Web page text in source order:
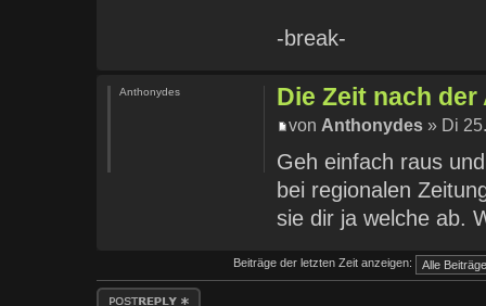
-break-
Die Zeit nach der
von Anthonydes » Di
Geh einfach raus
bei regionalen
sie dir ja welche ab.
Anthonydes
Beiträge der letzten Zeit anzeigen:
Antwort erstellen